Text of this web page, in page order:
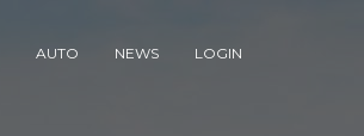
AUTO NEWS LOGIN